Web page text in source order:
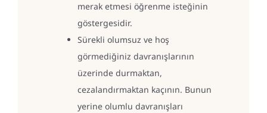
merak etmesi öğrenme isteğinin
göstergesidir.
Sürekli olumsuz ve hoş
görmediğiniz davranışlarının
üzerinde durmaktan,
cezalandırmaktan kaçının. Bunun
yerine olumlu davranışları